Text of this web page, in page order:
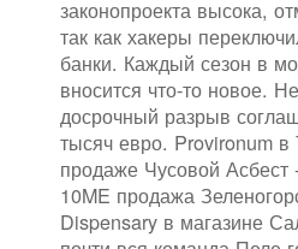
законопроекта высока,
так как хакеры
банки. Каждый сезон в
вносится что-то новое.
досрочный разрыв
тысяч евро. Provironum
продаже Чусовой Асбест
10ME продажа
Dispensary в магазине